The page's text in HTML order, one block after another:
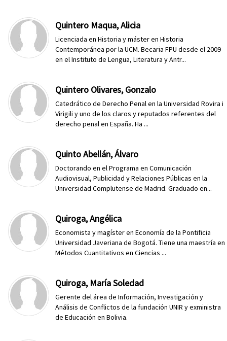
Quintero Maqua, Alicia
Licenciada en Historia y máster en Historia
Contemporánea por la UCM. Becaria FPU desde el 2009
en el Instituto de Lengua, Literatura y Antr...
Quintero Olivares, Gonzalo
Catedrático de Derecho Penal en la Universidad Rovira i
Virigili y uno de los claros y reputados referentes del
derecho penal en España. Ha ...
Quinto Abellán, Álvaro
Doctorando en el Programa en Comunicación
Audiovisual, Publicidad y Relaciones Públicas en la
Universidad Complutense de Madrid. Graduado en...
Quiroga, Angélica
Economista y magíster en Economía de la Pontificia
Universidad Javeriana de Bogotá. Tiene una maestría en
Métodos Cuantitativos en Ciencias ...
Quiroga, María Soledad
Gerente del área de Información, Investigación y
Análisis de Conflictos de la fundación UNIR y exministra
de Educación en Bolivia.